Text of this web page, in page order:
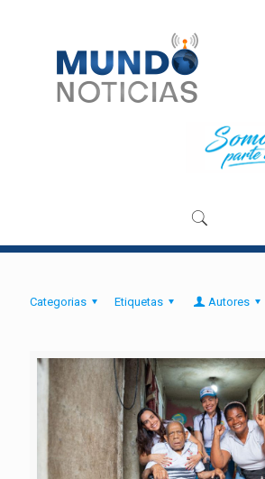
Categorias Etiquetas Autores